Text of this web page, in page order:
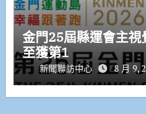
金門25屆縣運會主視
至獲第1
新聞聯訪中心 8 月 9,